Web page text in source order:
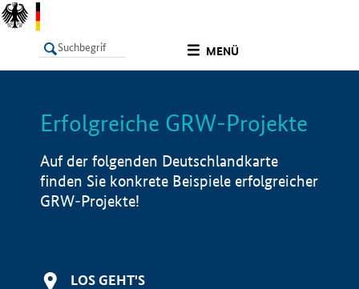
MENÜ
LISTE Info
Erfolgreiche GRW-Projekte
Auf der folgenden Deutschlandkarte
finden Sie konkrete Beispiele erfolgreicher
GRW-Projekte!
LOS GEHT'S